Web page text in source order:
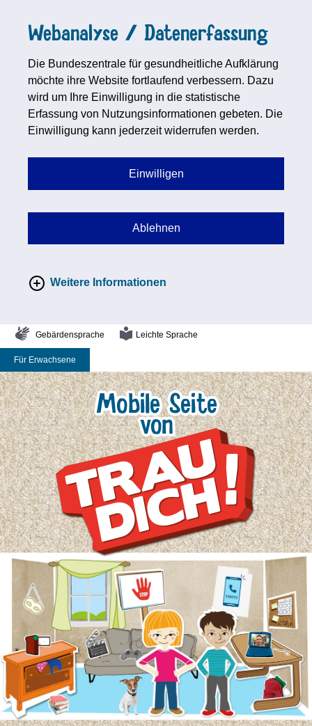
Webanalyse / Datenerfassung
Die Bundeszentrale für gesundheitliche Aufklärung
möchte ihre Website fortlaufend verbessern. Dazu
wird um Ihre Einwilligung in die statistische
Erfassung von Nutzungsinformationen gebeten. Die
Einwilligung kann jederzeit widerrufen werden.
Einwilligen
Ablehnen
Weitere Informationen
Gebärdensprache Leichte Sprache
Für Erwachsene